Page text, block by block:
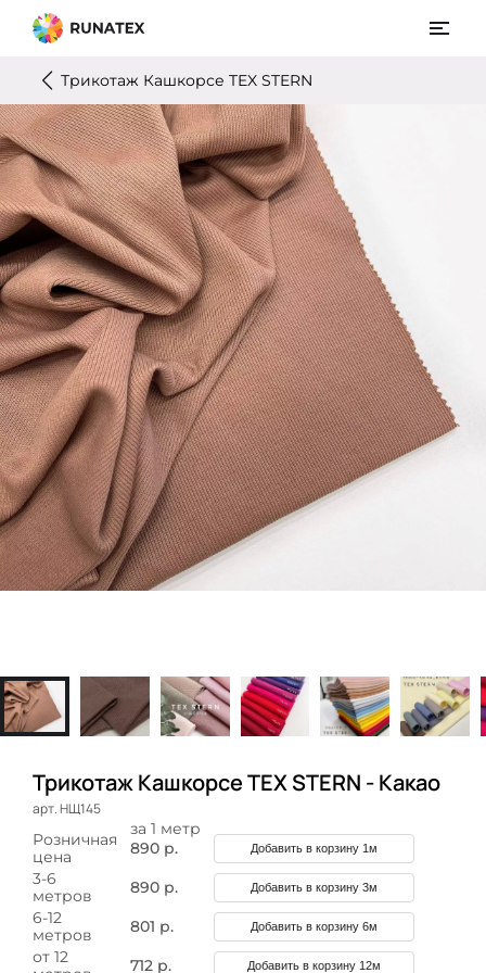
Трикотаж Кашкорсе TEX STERN
Трикотаж Кашкорсе TEX STERN - Какао
арт. НЩ145
за 1 метр
Розничная
цена
890 р. Добавить в корзину 1м
3-6
метров
890 р. Добавить в корзину 3м
6-12
метров
801 р. Добавить в корзину 6м
от 12
712 р. Добавить в корзину 12м